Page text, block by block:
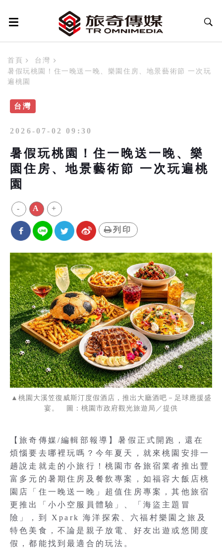
首頁
台灣
暑假玩桃園！住一晚送一晚、樂園住房、地景藝術節 一次玩
遍桃園
台灣
2026-07-02 09:30
暑假玩桃園！住一晚送一晚、樂
園住房、地景藝術節 一次玩遍桃
園
- A +
列印
▲桃園大溪笠復威斯汀度假酒店，推出大廳酒吧－足球應援盛
宴。 圖：桃園市政府觀光旅遊局／提供
【旅奇傳媒/編輯部報導】暑假正式開跑，還在
煩惱要去哪裡玩嗎？今年夏天，就來桃園安排一
趟說走就走的小旅行！桃園市各旅宿業者推出豐
富多元的暑期住房及餐飲專案，如福容大飯店桃
園店「住一晚送一晚」超值住房專案，其他旅宿
更推出「小小空服員體驗」、「海盜主題冒
險」，到 Xpark 海洋探索、六福村樂園之旅及
特色美食，不論是親子放電、好友出遊或悠閒度
假，都能找到最適合的玩法。